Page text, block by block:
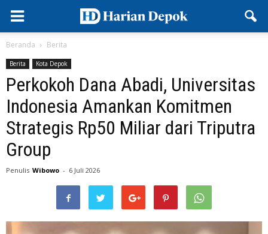
Beranda Berita
Berita Kota Depok
Perkokoh Dana Abadi, Universitas
Indonesia Amankan Komitmen
Strategis Rp50 Miliar dari Triputra
Group
Penulis Wibowo - 6 Juli 2026